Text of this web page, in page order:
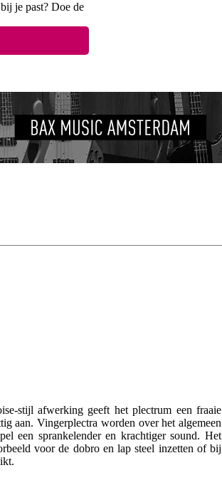
bij je past? Doe de
stijl afwerking geeft het plectrum een fraaie
aan. Vingerplectra worden over het algemeen
een sprankelender en krachtiger sound. Het
voor de dobro en lap steel inzetten of bij